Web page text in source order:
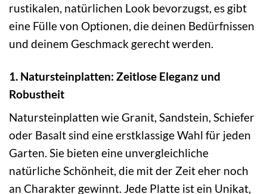
rustikalen, natürlichen Look bevorzugst, es gibt
eine Fülle von Optionen, die deinen Bedürfnissen
und deinem Geschmack gerecht werden.
1. Natursteinplatten: Zeitlose Eleganz und
Robustheit
Natursteinplatten wie Granit, Sandstein, Schiefer
oder Basalt sind eine erstklassige Wahl für jeden
Garten. Sie bieten eine unvergleichliche
natürliche Schönheit, die mit der Zeit eher noch
an Charakter gewinnt. Jede Platte ist ein Unikat,